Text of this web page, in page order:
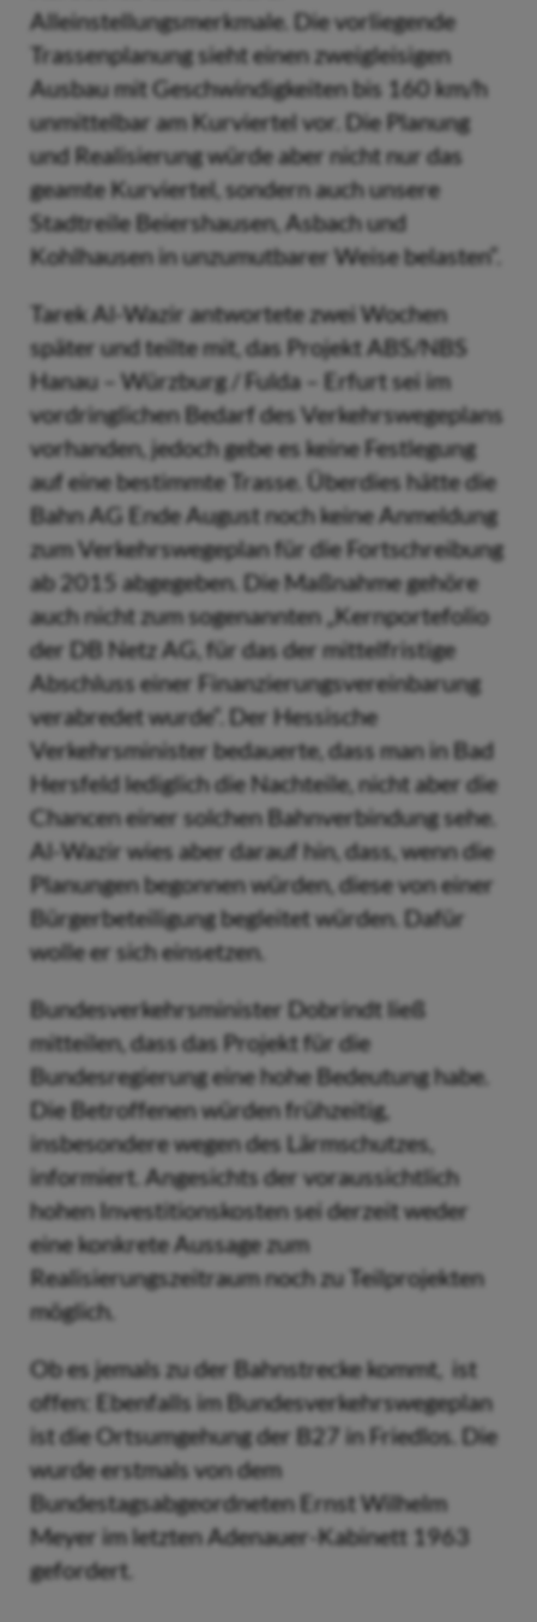
Alleinstellungsmerkmale. Die vorliegende
Trassenplanung sieht einen zweigleisigen
Ausbau mit Geschwindigkeiten bis 160 km/h
unmittelbar am Kurviertel vor. Die Planung
und Realisierung würde aber nicht nur das
geamte Kurviertel, sondern auch unsere
Stadtreile Beiershausen, Asbach und
Kohlhausen in unzumutbarer Weise belasten“.
Tarek Al-Wazir antwortete zwei Wochen
später und teilte mit, das Projekt ABS/NBS
Hanau – Würzburg / Fulda – Erfurt sei im
vordringlichen Bedarf des Verkehrswegeplans
vorhanden, jedoch gebe es keine Festlegung
auf eine bestimmte Trasse. Überdies hätte die
Bahn AG Ende August noch keine Anmeldung
zum Verkehrswegeplan für die Fortschreibung
ab 2015 abgegeben. Die Maßnahme gehöre
auch nicht zum sogenannten „Kernportefolio
der DB Netz AG, für das der mittelfristige
Abschluss einer Finanzierungsvereinbarung
verabredet wurde“. Der Hessische
Verkehrsminister bedauerte, dass man in Bad
Hersfeld lediglich die Nachteile, nicht aber die
Chancen einer solchen Bahnverbindung sehe.
Al-Wazir wies aber darauf hin, dass, wenn die
Planungen begonnen würden, diese von einer
Bürgerbeteiligung begleitet würden. Dafür
wolle er sich einsetzen.
Bundesverkehrsminister Dobrindt ließ
mitteilen, dass das Projekt für die
Bundesregierung eine hohe Bedeutung habe.
Die Betroffenen würden frühzeitig,
insbesondere wegen des Lärmschutzes,
informiert. Angesichts der voraussichtlich
hohen Investitionskosten sei derzeit weder
eine konkrete Aussage zum
Realisierungszeitraum noch zu Teilprojekten
möglich.
Ob es jemals zu der Bahnstrecke kommt, ist
offen: Ebenfalls im Bundesverkehrswegeplan
ist die Ortsumgehung der B27 in Friedlos. Die
wurde erstmals von dem
Bundestagsabgeordneten Ernst Wilhelm
Meyer im letzten Adenauer-Kabinett 1963
gefordert.